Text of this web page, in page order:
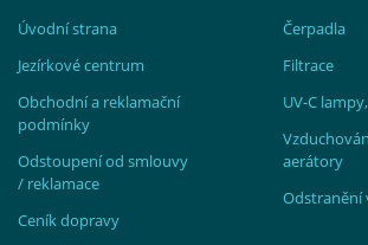
Úvodní strana
Jezírkové centrum
Obchodní a reklamační
podmínky
Odstoupení od smlouvy
/ reklamace
Ceník dopravy
Čerpadla
Filtrace
UV-C
aerátory
Odstranění